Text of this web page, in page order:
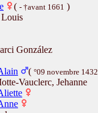
( - †avant 1661 )
González
( °09 novembre 1432
Vauclerc, Jehanne